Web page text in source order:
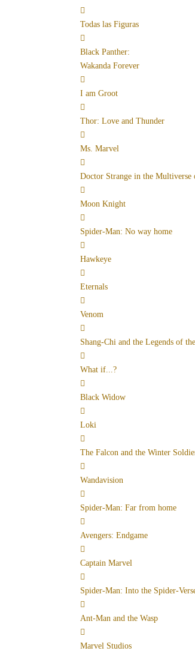
Todas las Figuras
Black Panther:
Wakanda Forever
I am Groot
Thor: Love and Thunder
Ms. Marvel
Doctor Strange in the Multiverse
Moon Knight
Spider-Man: No way home
Hawkeye
Eternals
Venom
Shang-Chi and the Legends of
What if...?
Black Widow
Loki
The Falcon and the Winter
Wandavision
Spider-Man: Far from home
Avengers: Endgame
Captain Marvel
Spider-Man: Into the Spider-
Ant-Man and the Wasp
Marvel Studios